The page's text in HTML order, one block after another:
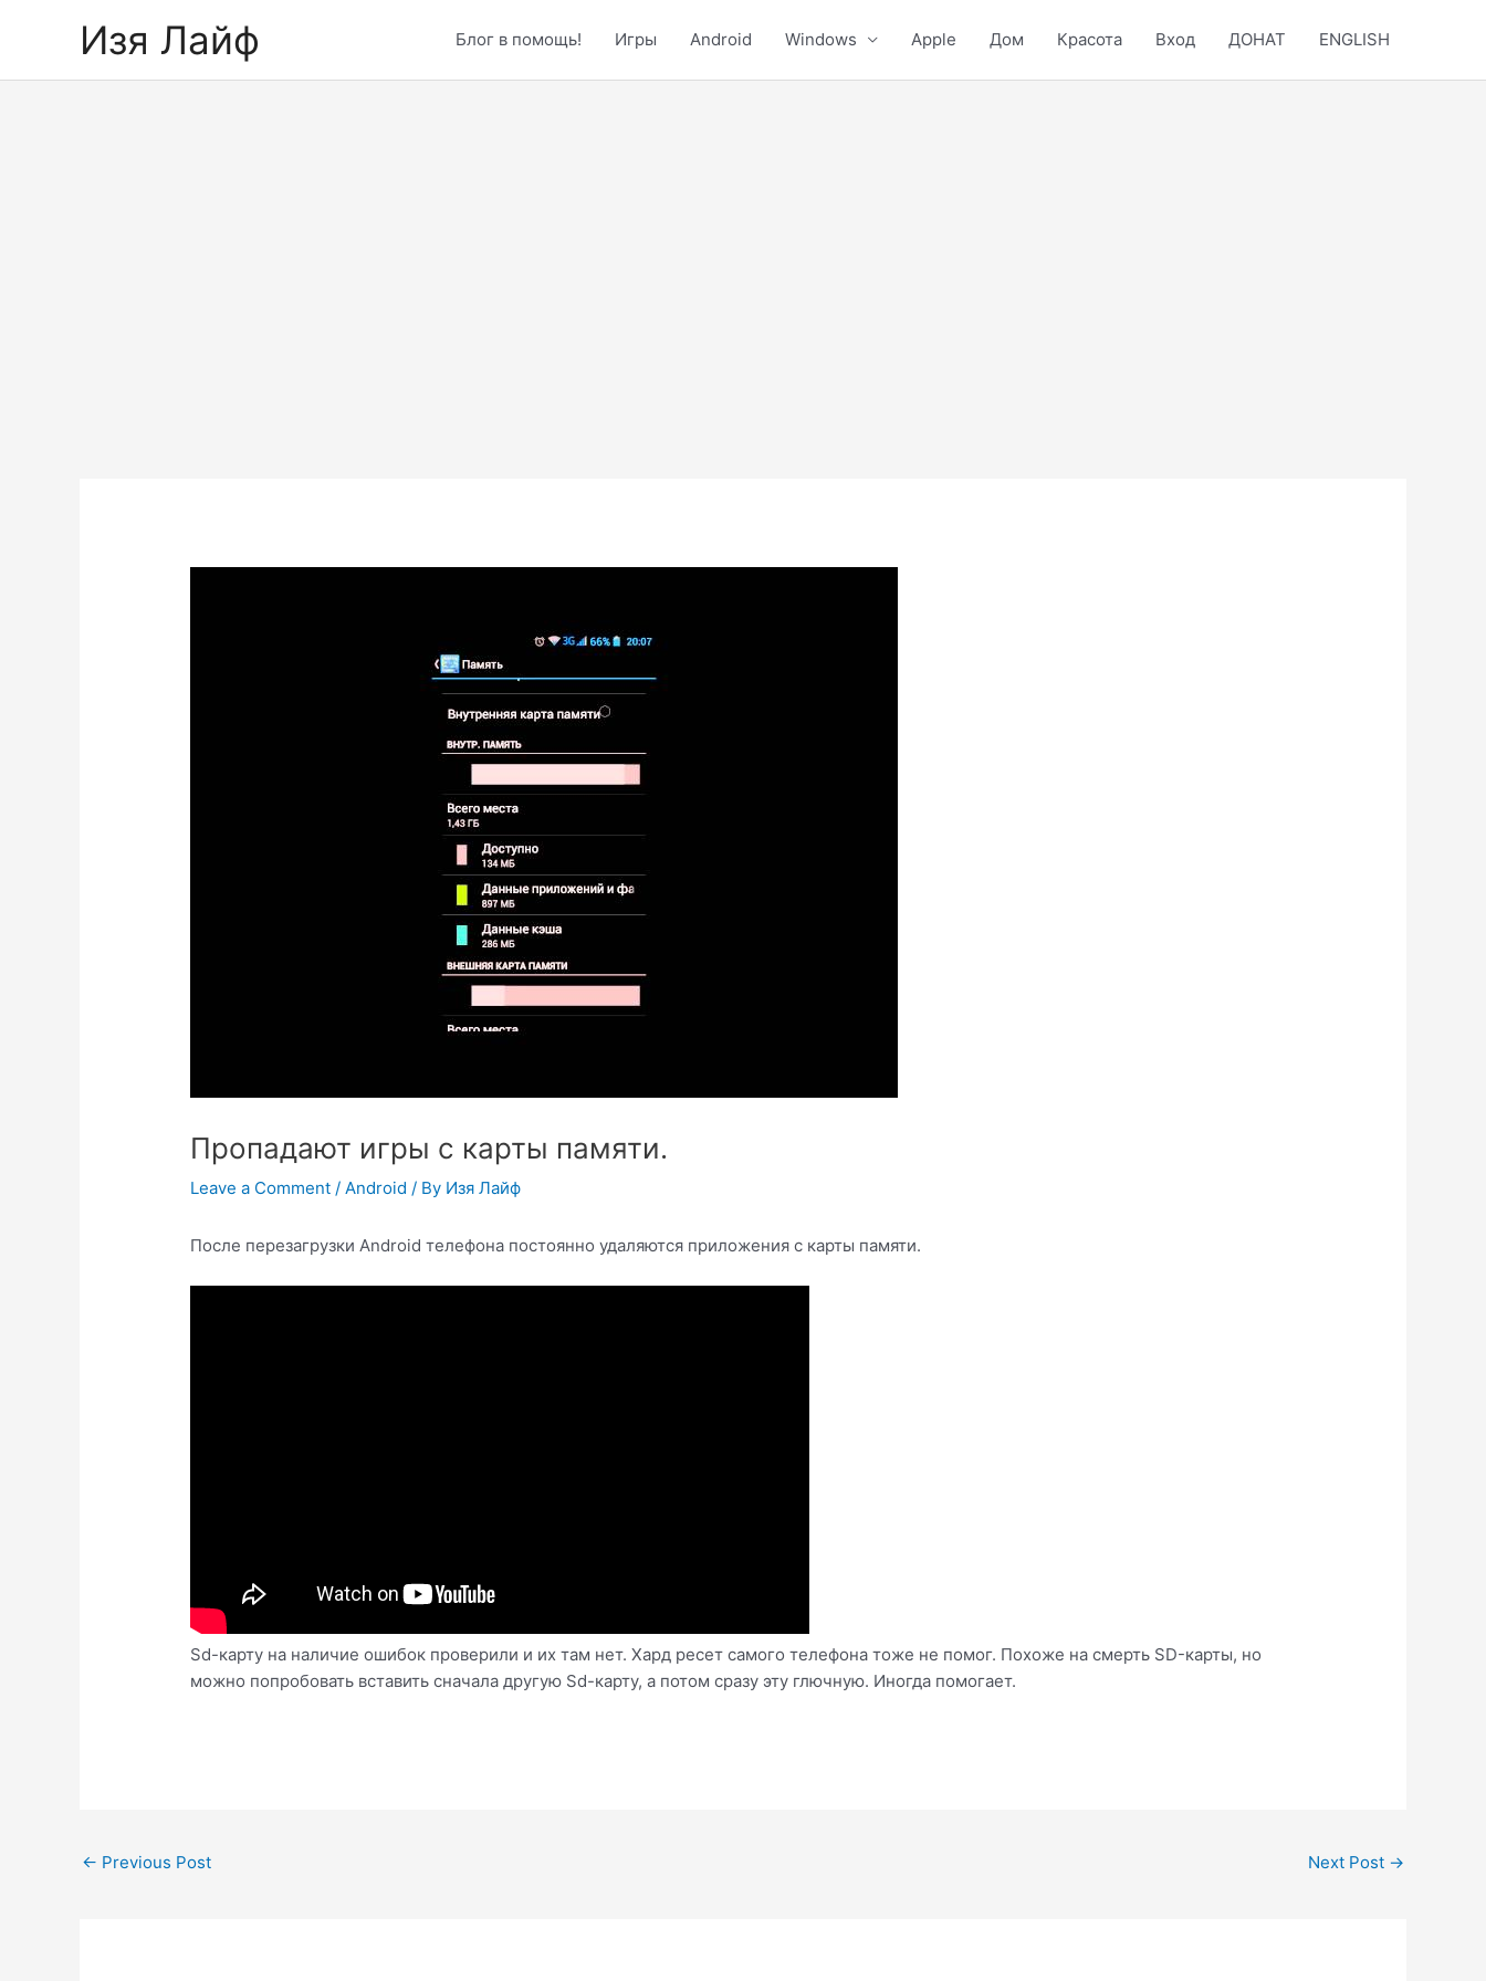
Изя Лайф Блог в помощь! Игры Android Windows Apple Дом Красота Вход ДОНАТ ENGLISH
Пропадают игры с карты памяти.
Leave a Comment /Android / By Изя Лайф
После перезагрузки Android телефона постоянно удаляются приложения с карты памяти.
Sd-карту на наличие ошибок проверили и их там нет. Хард ресет самого телефона тоже не помог. Похоже на смерть SD-карты, но
можно попробовать вставить сначала другую Sd-карту, а потом сразу эту глючную. Иногда помогает.
Post
← Previous Post Next Post →